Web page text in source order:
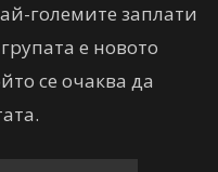
големите заплати
е новото
се очаква да